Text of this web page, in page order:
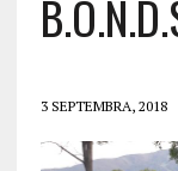
3 SEPTEMBRA, 2018